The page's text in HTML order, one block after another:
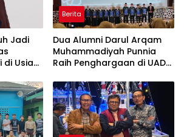
Jadi
di Usia
Berita
Dua Alumni Darul Arqam
Muhammadiyah Punnia
Raih Penghargaan di UAD